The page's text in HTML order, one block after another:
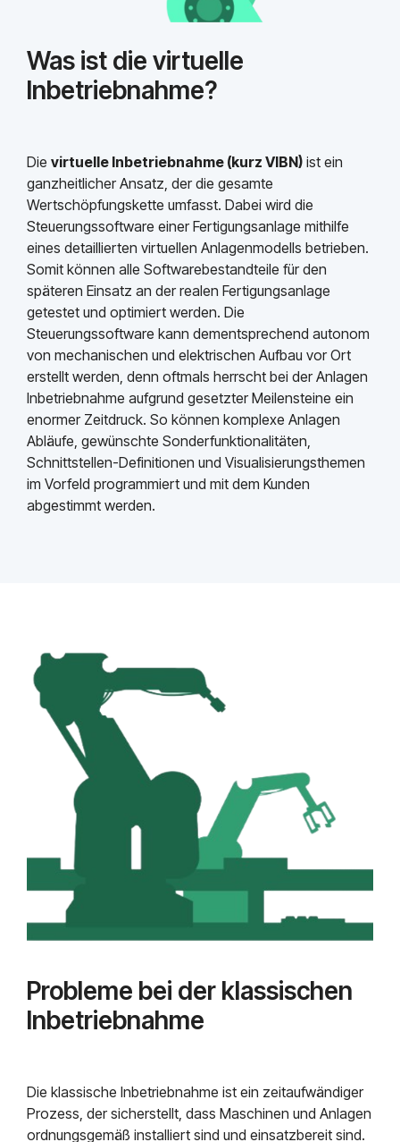
Was ist die virtuelle
Inbetriebnahme?
Die virtuelle Inbetriebnahme (kurz VIBN) ist ein
ganzheitlicher Ansatz, der die gesamte
Wertschöpfungskette umfasst. Dabei wird die
Steuerungssoftware einer Fertigungsanlage mithilfe
eines detaillierten virtuellen Anlagenmodells betrieben.
Somit können alle Softwarebestandteile für den
späteren Einsatz an der realen Fertigungsanlage
getestet und optimiert werden. Die
Steuerungssoftware kann dementsprechend autonom
von mechanischen und elektrischen Aufbau vor Ort
erstellt werden, denn oftmals herrscht bei der Anlagen
Inbetriebnahme aufgrund gesetzter Meilensteine ein
enormer Zeitdruck. So können komplexe Anlagen
Abläufe, gewünschte Sonderfunktionalitäten,
Schnittstellen-Definitionen und Visualisierungsthemen
im Vorfeld programmiert und mit dem Kunden
abgestimmt werden.
Probleme bei der klassischen
Inbetriebnahme
Die klassische Inbetriebnahme ist ein zeitaufwändiger
Prozess, der sicherstellt, dass Maschinen und Anlagen
ordnungsgemäß installiert sind und einsatzbereit sind.